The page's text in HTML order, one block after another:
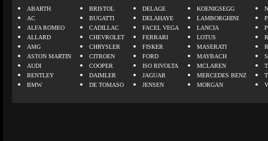
ABARTH
AC
ALFA ROMEO
ALLARD
AMG
ASTON MARTIN
AUDI
BENTLEY
BMW
BRISTOL
BUGATTI
CADILLAC
CHEVROLET
CHRYSLER
CITROEN
COOPER
DAIMLER
DE TOMASO
DELAGE
DELAHAYE
FACEL VEGA
FERRARI
FISKER
FORD
ISO RIVOLTA
JAGUAR
JENSEN
KOENIGSEGG
LAMBORGHINI
LANCIA
LOTUS
MASERATI
MAYBACH
MCLAREN
MERCEDES BENZ
MORGAN